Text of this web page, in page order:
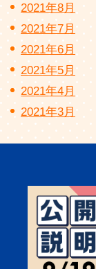
2021年8月
2021年7月
2021年6月
2021年5月
2021年4月
2021年3月